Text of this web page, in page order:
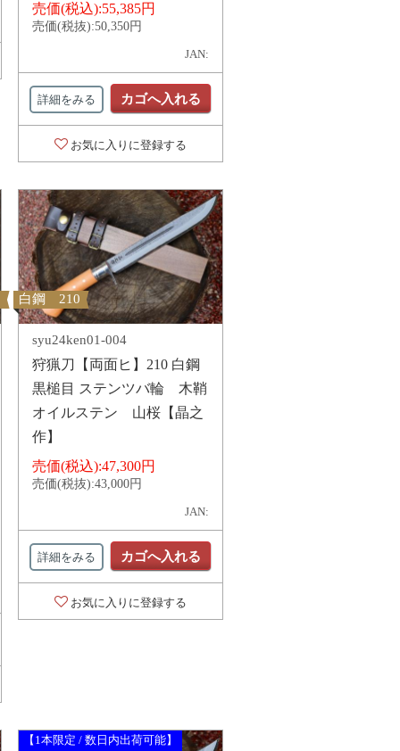
売価(税込):55,385円
売価(税抜):50,350円
JAN:
詳細をみる カゴへ入れる
お気に入りに登録する
白鋼 210
syu24ken01-004
狩猟刀【両面ヒ】210 白鋼
黒槌目 ステンツバ輪 木鞘
オイルステン 山桜【晶之
作】
売価(税込):47,300円
売価(税抜):43,000円
JAN:
詳細をみる カゴへ入れる
お気に入りに登録する
【1本限定 / 数日内出荷可能】